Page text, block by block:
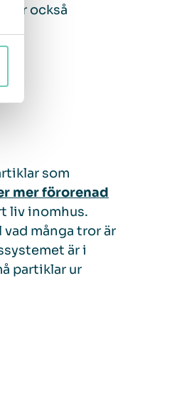
har också
som
mer förorenad
liv inomhus.
många tror är
är i
partiklar ur